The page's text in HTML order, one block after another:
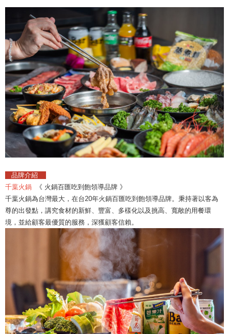
品牌介紹
千葉火鍋
《 火鍋百匯吃到飽領導品牌 》
千葉火鍋為台灣最大，在台20年火鍋百匯吃到飽領導品牌。秉持著以客為
尊的出發點，講究食材的新鮮、豐富、多樣化以及挑高、寬敞的用餐環
境，並給顧客最優質的服務，深獲顧客信賴。